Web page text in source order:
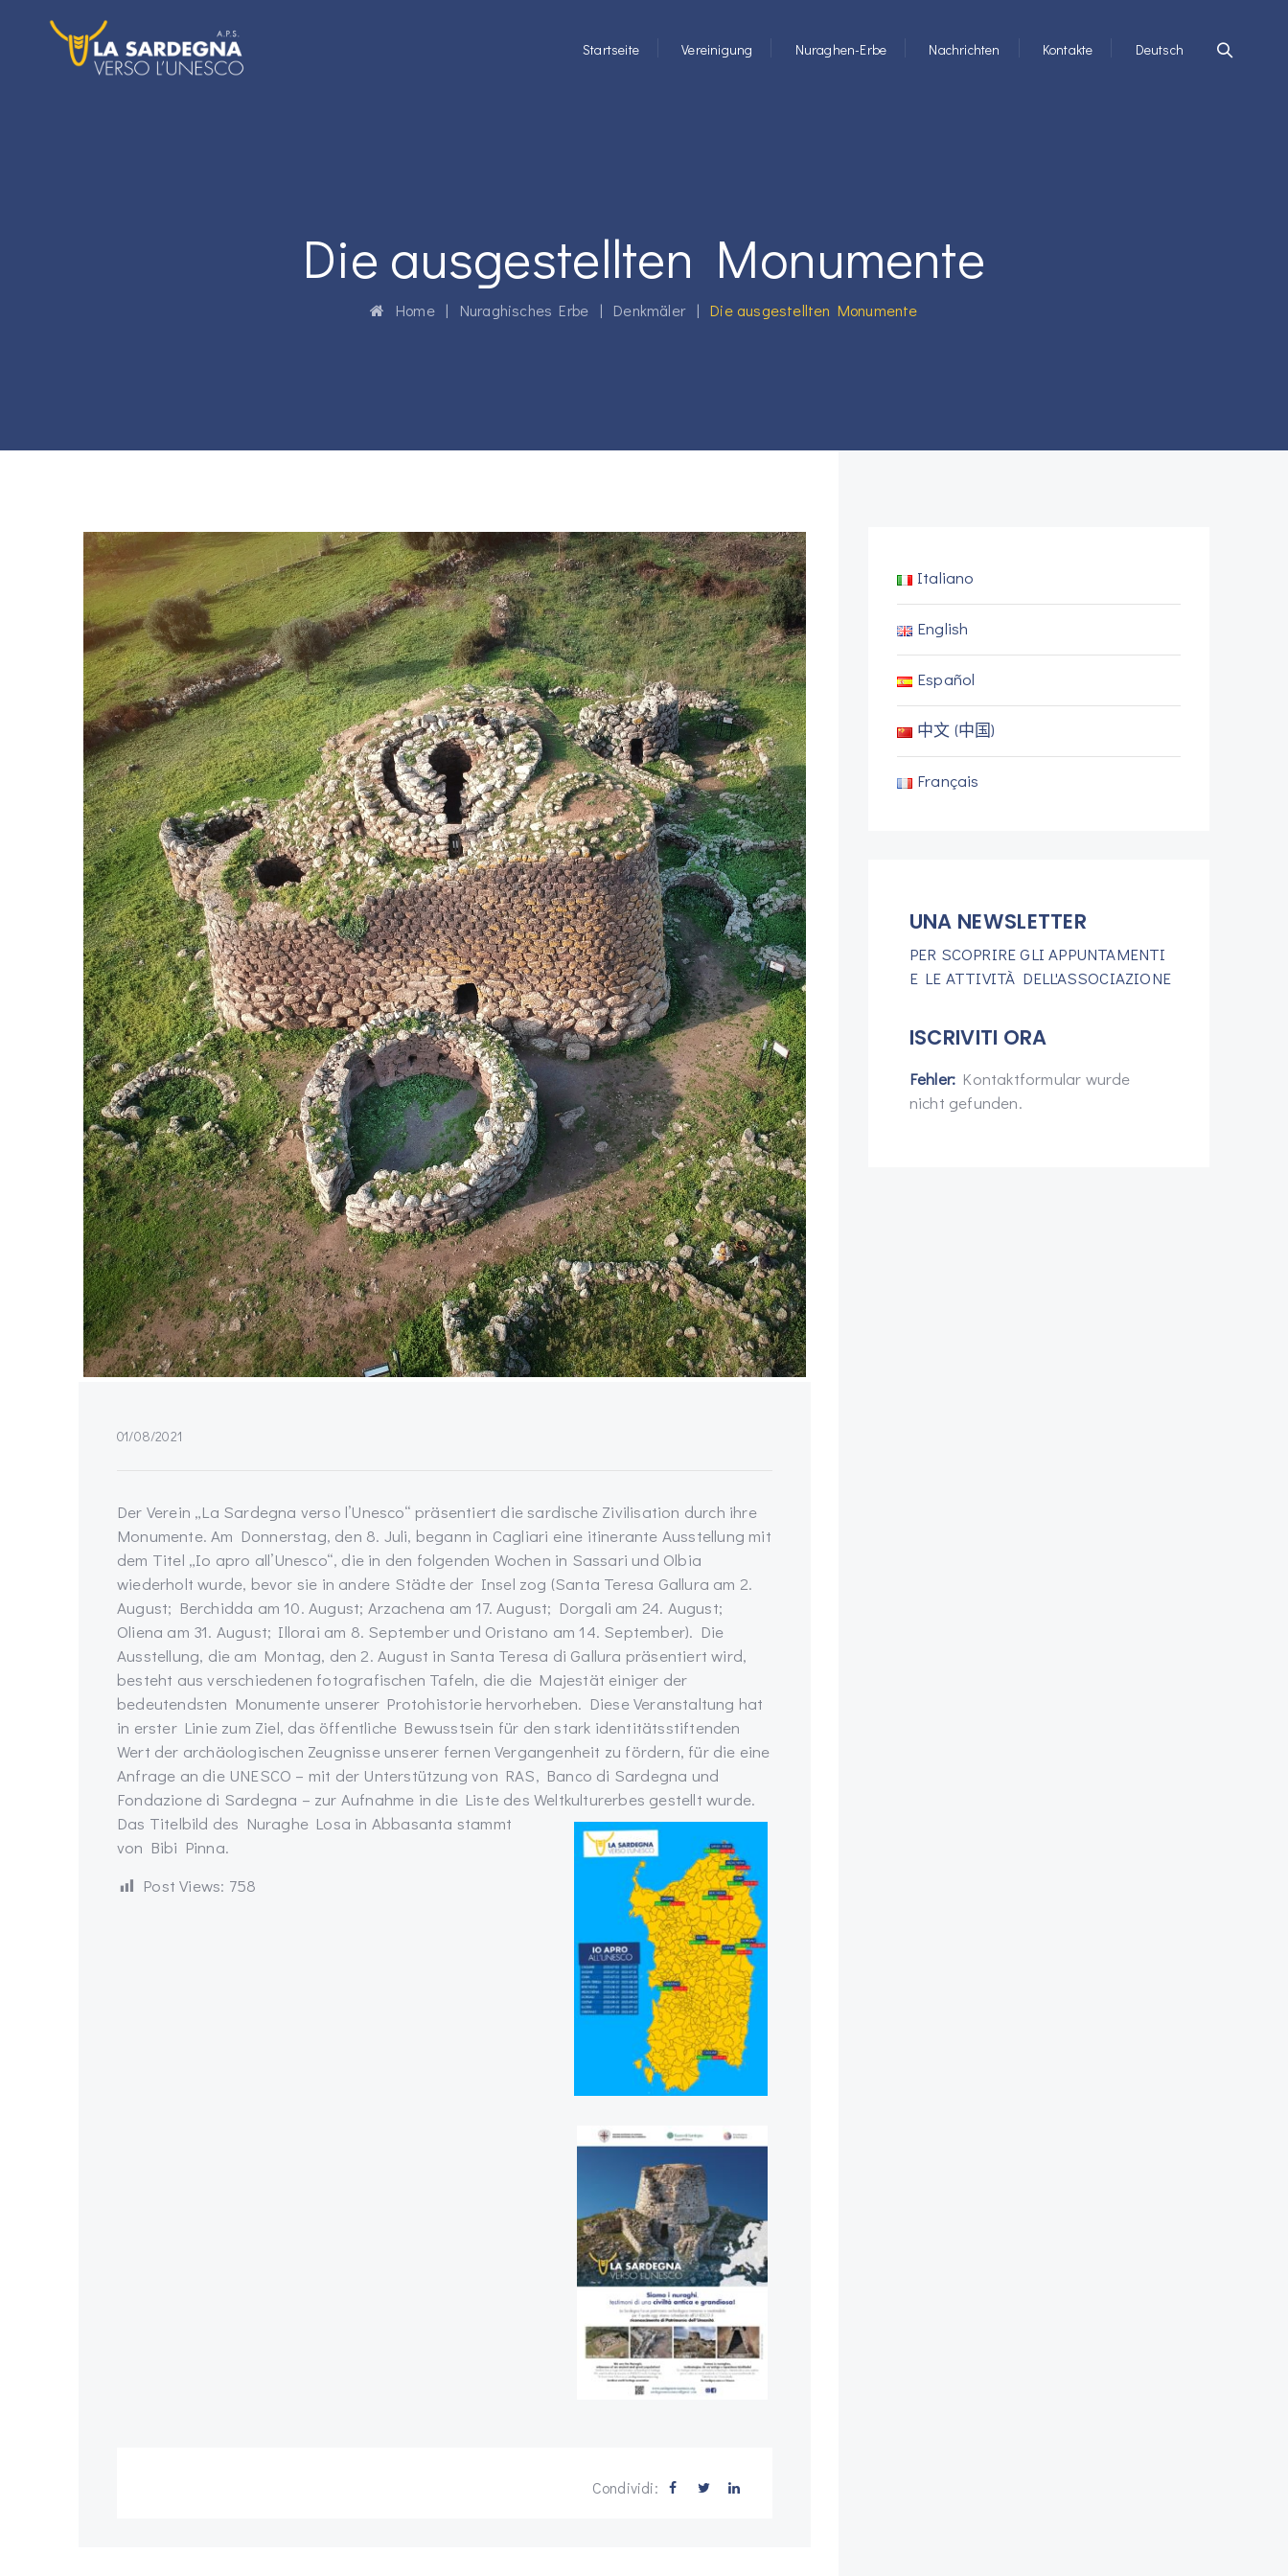
Startseite Vereinigung Nuraghen-Erbe Nachrichten Kontakte Deutsch
Die ausgestellten Monumente
Home| Nuraghisches Erbe | Denkmäler|Die ausgestellten Monumente
01/08/2021
Der Verein „La Sardegna verso l’Unesco“ präsentiert die sardische Zivilisation durch ihre
Monumente. Am Donnerstag, den 8. Juli, begann in Cagliari eine itinerante Ausstellung mit
dem Titel „Io apro all’Unesco“, die in den folgenden Wochen in Sassari und Olbia
wiederholt wurde, bevor sie in andere Städte der Insel zog (Santa Teresa Gallura am 2.
August; Berchidda am 10. August; Arzachena am 17. August; Dorgali am 24. August;
Oliena am 31. August; Illorai am 8. September und Oristano am 14. September). Die
Ausstellung, die am Montag, den 2. August in Santa Teresa di Gallura präsentiert wird,
besteht aus verschiedenen fotografischen Tafeln, die die Majestät einiger der
bedeutendsten Monumente unserer Protohistorie hervorheben. Diese Veranstaltung hat
in erster Linie zum Ziel, das öffentliche Bewusstsein für den stark identitätsstiftenden
Wert der archäologischen Zeugnisse unserer fernen Vergangenheit zu fördern, für die eine
Anfrage an die UNESCO – mit der Unterstützung von RAS, Banco di Sardegna und
Fondazione di Sardegna – zur Aufnahme in die Liste des Weltkulturerbes gestellt wurde.
Das Titelbild des Nuraghe Losa in Abbasanta stammt
von Bibi Pinna.
Post Views: 758
Condividi:
Italiano
English
Español
中文 (中国)
Français
UNA NEWSLETTER
PER SCOPRIRE GLI APPUNTAMENTI
E LE ATTIVITÀ DELL'ASSOCIAZIONE
ISCRIVITI ORA
Fehler: Kontaktformular wurde
nicht gefunden.